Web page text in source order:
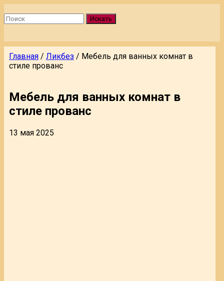
Искать
Главная / Ликбез / Мебель для ванных комнат в
стиле прованс
Мебель для ванных комнат в
стиле прованс
13 мая 2025